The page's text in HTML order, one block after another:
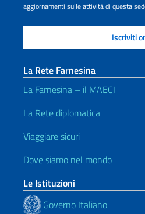
aggiornamenti sulle attività di questa
La Rete Farnesina
La Farnesina – il MAECI
La Rete diplomatica
Viaggiare sicuri
Dove siamo nel mondo
Le Istituzioni
Governo Italiano